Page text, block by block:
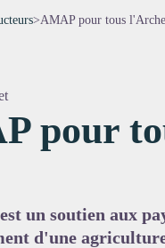
>AMAP pour tous l'Arche
pour
un soutien aux
d'une